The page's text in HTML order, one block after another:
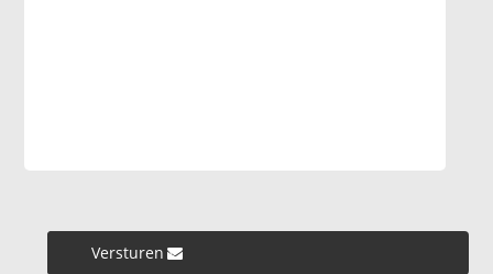
Versturen »